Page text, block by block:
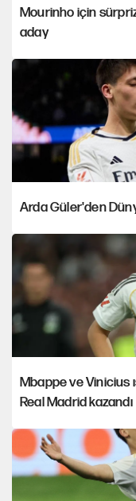
Mourinho için
aday
Arda Güler'den
Mbappe ve Vinicius
Real Madrid kazandı